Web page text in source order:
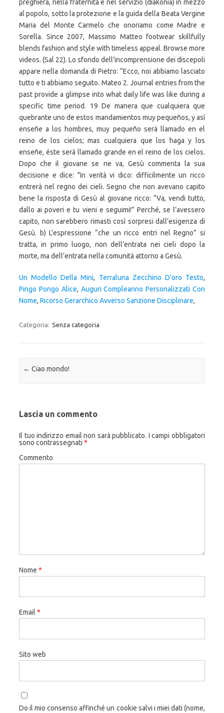
Un Modello Della Mini, Terraluna Zecchino D'oro Testo,
Pingo Pongo Alice, Auguri Compleanno Personalizzati Con
Nome, Ricorso Gerarchico Avverso Sanzione Disciplinare,
Categoria: Senza categoria
Navigazione articolo
← Ciao mondo!
Lascia un commento
Il tuo indirizzo email non sarà pubblicato. I campi obbligatori
sono contrassegnati *
Commento
Nome *
Email *
Sito web
Do il mio consenso affinché un cookie salvi i miei dati (nome,